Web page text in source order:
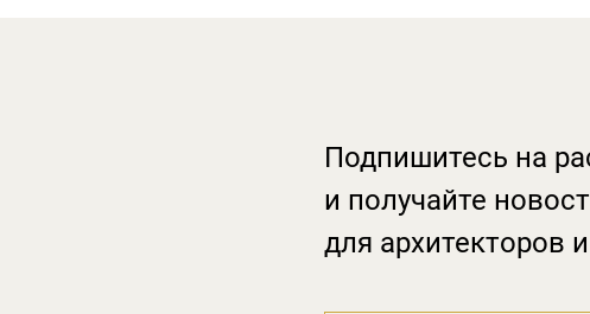
Подпишитесь на
и получайте
для архитекторов